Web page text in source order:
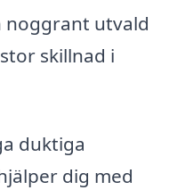
noggrant utvald
skillnad i
duktiga
dig med